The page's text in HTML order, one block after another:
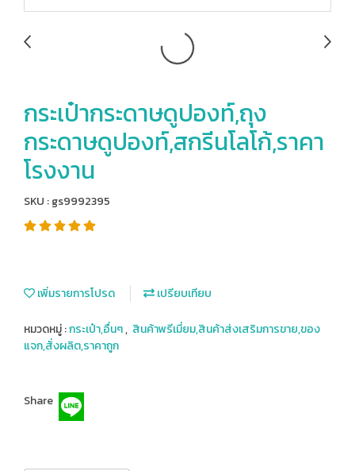
กระเป๋ากระดาษดูปองท์,ถุง
กระดาษดูปองท์,สกรีนโลโก้,ราคา
โรงงาน
SKU : gs9992395
เพิ่มรายการโปรด เปรียบเทียบ
หมวดหมู่ :กระเป๋า,อื่นๆ, สินค้าพรีเมี่ยม,สินค้าส่งเสริมการขาย,ของ
แจก,สั่งผลิต,ราคาถูก
Share